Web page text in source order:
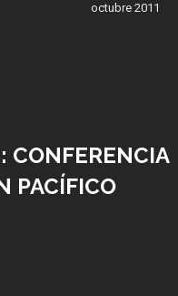
octubre 2011
CONFERENCIA
PACÍFICO